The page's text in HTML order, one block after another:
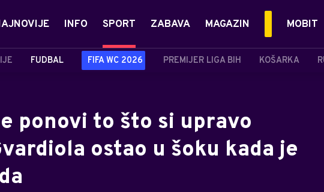
INFO SPORT
FUDBAL FIFA WC 2026 PREMIJER LIGA BIH KOŠARKA
ZABAVA MAGAZIN MOBIT
ponovi to što si upravo
ostao u šoku kada je